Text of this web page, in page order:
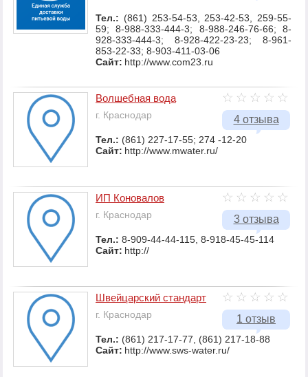
Тел.: (861) 253-54-53, 253-42-53, 259-55-
59; 8-988-333-444-3; 8-988-246-76-66; 8-
928-333-444-3; 8-928-422-23-23; 8-961-
853-22-33; 8-903-411-03-06
Сайт: http://www.com23.ru
4 отзыва
Волшебная вода
г. Краснодар
Тел.: (861) 227-17-55; 274 -12-20
Сайт: http://www.mwater.ru/
3 отзыва
ИП Коновалов
г. Краснодар
Тел.: 8-909-44-44-115, 8-918-45-45-114
Сайт: http://
1 отзыв
Швейцарский стандарт
г. Краснодар
Тел.: (861) 217-17-77, (861) 217-18-88
Сайт: http://www.sws-water.ru/